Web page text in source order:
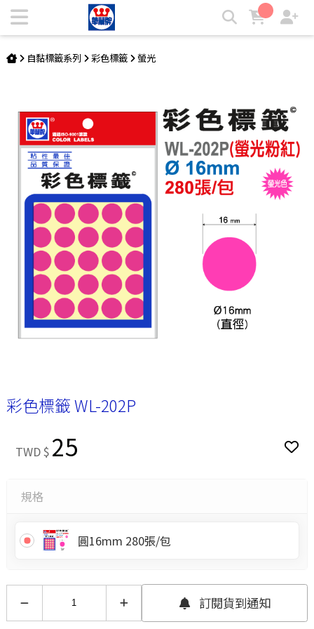
彩色標籤 WL-202P | 華麗牌自粘標籤
自黏標籤系列 彩色標籤 螢光
彩色標籤 WL-202P
TWD $ 25
規格
圓16mm 280張/包
訂閱貨到通知